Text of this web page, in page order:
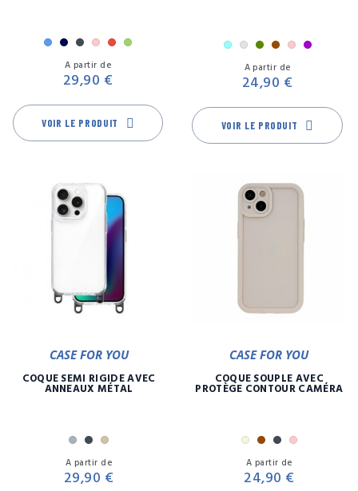
BleuMarine
NoirRoseRouge
Vert
A partir de
29,90 €
VOIR LE PRODUIT
Bleu
ciel
GrisKakiMarron
RoseViolet
A partir de
24,90 €
VOIR LE PRODUIT
CASE FOR YOU
COQUE SEMI RIGIDE AVEC
ANNEAUX MÉTAL
Argent
NoirOr
A partir de
29,90 €
CASE FOR YOU
COQUE SOUPLE AVEC
PROTÈGE CONTOUR CAMÉRA
BeigeMarron
NoirRose
A partir de
24,90 €